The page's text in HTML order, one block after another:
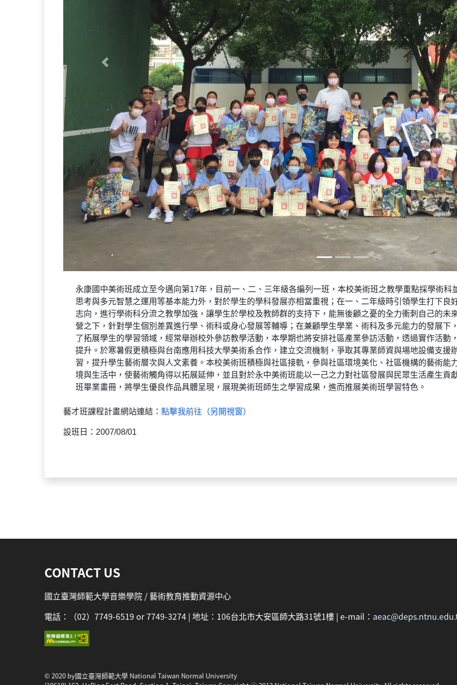
Previous
永康國中美術班成立至今邁向第17年，目前一、二、三年級各編列一班，本校美術班之教學重點採學術科
思考與多元智慧之運用等基本能力外，對於學生的學科發展亦相當重視；在一、二年級時引領學生打下良
志向，進行學術科分流之教學加強，讓學生於學校及教師群的支持下，能無後顧之憂的全力衝刺自己的未
營之下，針對學生個別差異進行學、術科或身心發展等輔導；在兼顧學生學業、術科及多元能力的發展下
了拓展學生的學習領域，經常舉辦校外參訪教學活動，本學期也將安排社區產業參訪活動，透過實作活動
提升。於寒暑假更積極與台南應用科技大學美術系合作，建立交流機制，爭取其專業師資與場地設備支援
習，提升學生藝術層次與人文素養。本校美術班積極與社區接軌，參與社區環境美化、社區機構的藝術能
境與生活中，使藝術觸角得以拓展延伸，並且對於永中美術班能以一己之力對社區發展與民眾生活產生貢
班畢業畫冊，將學生優良作品具體呈現，展現美術班師生之學習成果，進而推展美術班學習特色。
藝才班課程計畫網站連結： 點擊我前往（另開視窗）
設班日：2007/08/01
CONTACT US
國立臺灣師範大學音樂學院 / 藝術教育推動資源中心
電話：（02）7749-6519 or 7749-3274 | 地址：106台北市大安區師大路31號1樓 | e-mail：
© 2020 by國立臺灣師範大學 National Taiwan Normal University